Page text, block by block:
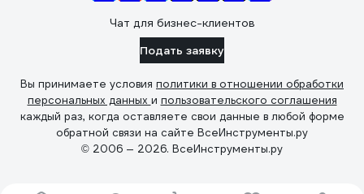
Чат для бизнес-клиентов
Подать заявку
Вы принимаете условия политики в отношении обработки
персональных данных и пользовательского соглашения
каждый раз, когда оставляете свои данные в любой форме
обратной связи на сайте ВсеИнструменты.ру
© 2006 — 2026. ВсеИнструменты.ру